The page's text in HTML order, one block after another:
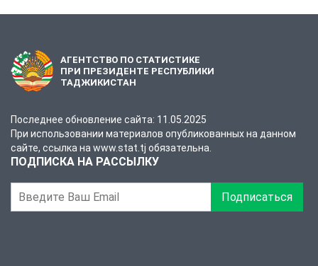
АГЕНТСТВО ПО СТАТИСТИКЕ
ПРИ ПРЕЗИДЕНТЕ РЕСПУБЛИКИ
ТАДЖИКИСТАН
Последнее обновление сайта: 11.05.2025
При использовании материалов опубликованных на данном
сайте, ссылка на www.stat.tj обязательна.
ПОДПИСКА НА РАССЫЛКУ
Подписаться